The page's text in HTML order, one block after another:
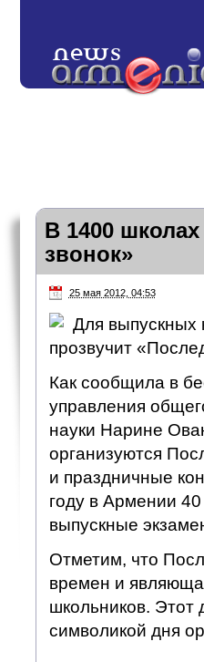
В 1400
звонок»
25 мая 2012, 04:53
Для выпускных
прозвучит
Как сообщила в
управления
науки Нарине
организуются
и праздничные
году в Армении
выпускные
Отметим, что
времен и
школьников. Этот
символикой дня